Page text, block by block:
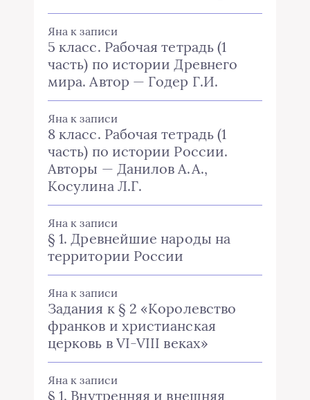
Яна к записи
5 класс. Рабочая тетрадь (1
часть) по истории Древнего
мира. Автор — Годер Г.И.
Яна к записи
8 класс. Рабочая тетрадь (1
часть) по истории России.
Авторы — Данилов А.А.,
Косулина Л.Г.
Яна к записи
§ 1. Древнейшие народы на
территории России
Яна к записи
Задания к § 2 «Королевство
франков и христианская
церковь в VI-VIII веках»
Яна к записи
§ 1. Внутренняя и внешняя